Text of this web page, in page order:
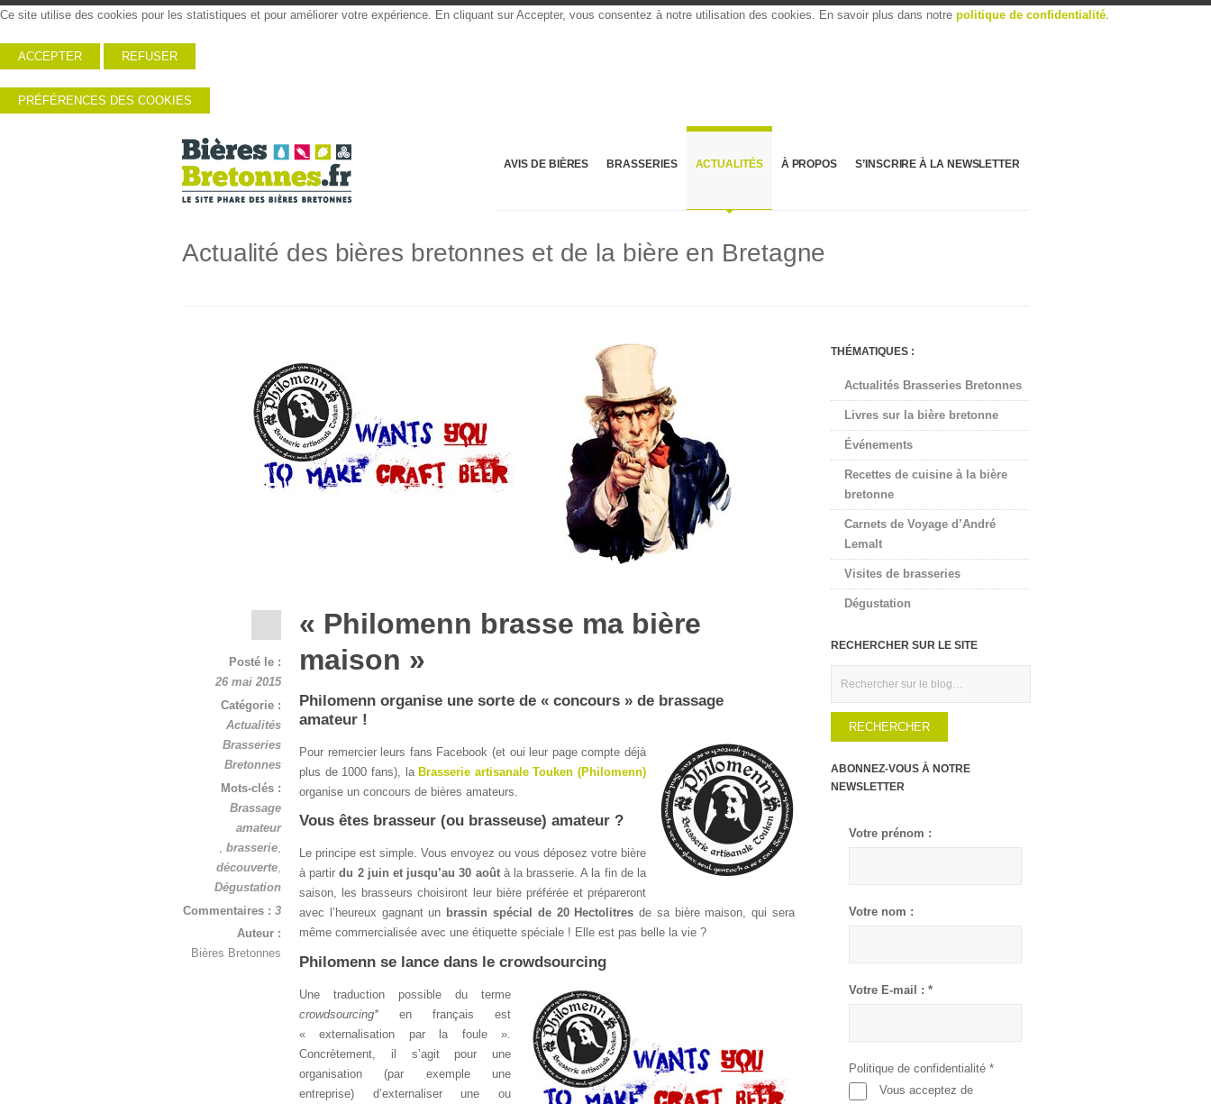
Ce site utilise des cookies pour les statistiques et pour améliorer votre expérience. En cliquant sur Accepter, vous consentez à notre utilisation des cookies. En savoir plus dans notre politique de confidentialité.
ACCEPTER REFUSER
PRÉFÉRENCES DES COOKIES
AVIS DE BIÈRES BRASSERIES ACTUALITÉS À PROPOS S’INSCRIRE À LA NEWSLETTER
Actualité des bières bretonnes et de la bière en Bretagne
« Philomenn brasse ma bière
maison »
Philomenn organise une sorte de « concours » de brassage
amateur !
Pour remercier leurs fans Facebook (et oui leur page compte déjà
plus de 1000 fans), la Brasserie artisanale Touken (Philomenn)
organise un concours de bières amateurs.
Vous êtes brasseur (ou brasseuse) amateur ?
Le principe est simple. Vous envoyez ou vous déposez votre bière
à partirdu 2 juin et jusqu’au 30 aoûtà la brasserie. A la fin de la
saison, les brasseurs choisiront leur bière préférée et prépareront
avec l’heureux gagnant un brassin spécial de 20 Hectolitres de sa bière maison, qui sera
même commercialisée avec une étiquette spéciale ! Elle est pas belle la vie ?
Philomenn se lance dans le crowdsourcing
Une traduction possible du terme
crowdsourcing*en français est
« externalisation par la foule ».
Concrètement, il s’agit pour une
organisation (par exemple une
entreprise) d’externaliser une ou
Posté le :
26 mai 2015
Catégorie :
Actualités
Brasseries
Bretonnes
Mots-clés :
Brassage
amateur
brasserie
découverte
Dégustation
Commentaires : 3
Auteur :
Bières Bretonnes
THÉMATIQUES :
Actualités Brasseries Bretonnes
Livres sur la bière bretonne
Événements
Recettes de cuisine à la bière
bretonne
Carnets de Voyage d’André
Lemalt
Visites de brasseries
Dégustation
RECHERCHER SUR LE SITE
ABONNEZ-VOUS À NOTRE
NEWSLETTER
Votre prénom :
Votre nom :
Votre E-mail : *
Politique de confidentialité *
Vous acceptez de